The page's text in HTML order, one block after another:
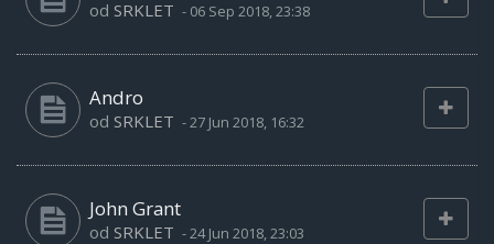
od SRKLET - 06 Sep 2018, 23:38
Andro
od SRKLET -27 Jun 2018, 16:32
John Grant
od SRKLET -24 Jun 2018, 23:03